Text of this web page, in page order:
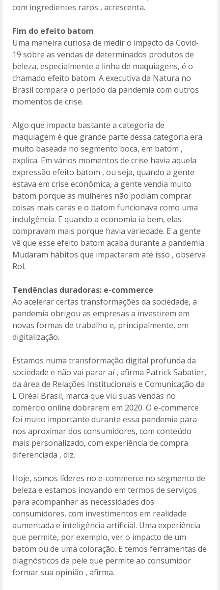
com ingredientes raros , acrescenta.
Fim do efeito batom
Uma maneira curiosa de medir o impacto da Covid-
19 sobre as vendas de determinados produtos de
beleza, especialmente a linha de maquiagens, é o
chamado efeito batom. A executiva da Natura no
Brasil compara o período da pandemia com outros
momentos de crise.
Algo que impacta bastante a categoria de
maquiagem é que grande parte dessa categoria era
muito baseada no segmento boca, em batom ,
explica. Em vários momentos de crise havia aquela
expressão efeito batom , ou seja, quando a gente
estava em crise econômica, a gente vendia muito
batom porque as mulheres não podiam comprar
coisas mais caras e o batom funcionava como uma
indulgência. E quando a economia ia bem, elas
compravam mais porque havia variedade. E a gente
vê que esse efeito batom acaba durante a pandemia.
Mudaram hábitos que impactaram até isso , observa
Rol.
Tendências duradoras: e-commerce
Ao acelerar certas transformações da sociedade, a
pandemia obrigou as empresas a investirem em
novas formas de trabalho e, principalmente, em
digitalização.
Estamos numa transformação digital profunda da
sociedade e não vai parar aí , afirma Patrick Sabatier,
da área de Relações Institucionais e Comunicação da
L Oréal Brasil, marca que viu suas vendas no
comércio online dobrarem em 2020. O e-commerce
foi muito importante durante essa pandemia para
nos aproximar dos consumidores, com conteúdo
mais personalizado, com experiência de compra
diferenciada , diz.
Hoje, somos líderes no e-commerce no segmento de
beleza e estamos inovando em termos de serviços
para acompanhar as necessidades dos
consumidores, com investimentos em realidade
aumentada e inteligência artificial. Uma experiência
que permite, por exemplo, ver o impacto de um
batom ou de uma coloração. E temos ferramentas de
diagnósticos da pele que permite ao consumidor
formar sua opinião , afirma.